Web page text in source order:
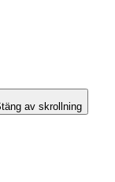
av skrollning